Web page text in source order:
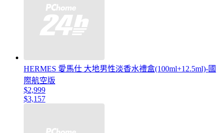
HERMES 愛馬仕 大地男性淡香水禮盒(100ml+12.5ml)-國
際航空版
$2,999
$3,157